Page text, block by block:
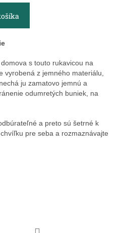
s touto rukavicou na
vyrobená z jemného materiálu,
ju zamatovo jemnú a
odumretých buniek, na
a preto sú šetrné k
pre seba a rozmaznávajte